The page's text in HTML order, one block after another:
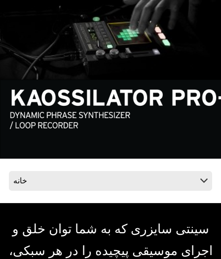
اخبار
سینتی سایزری که به شما توان خلق و
اجرای موسیقی پیچیده را در هر سبکی،